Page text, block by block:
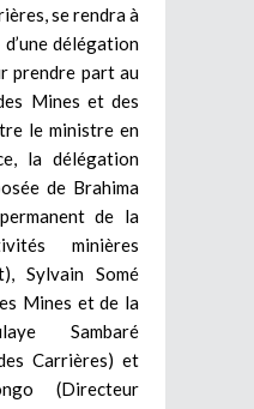
se rendra à
délégation
prendre part au
Mines et des
le ministre en
la délégation
de Brahima
de la
minières
Sylvain Somé
Mines et de la
Sambaré
Carrières) et
(Directeur